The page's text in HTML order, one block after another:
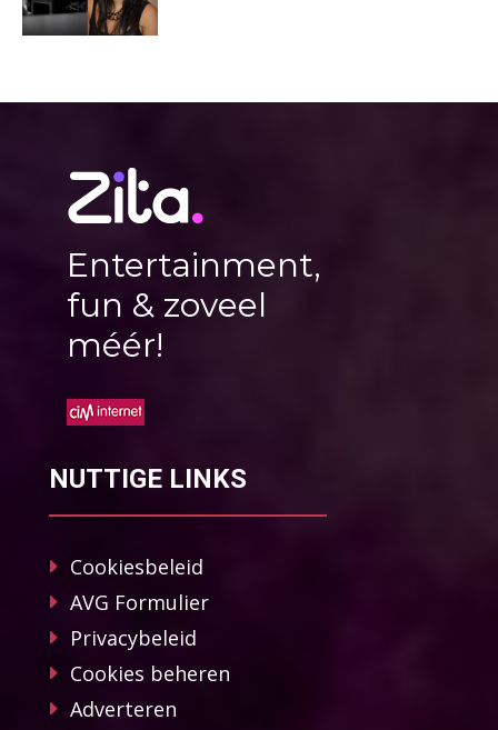
Entertainment,
fun & zoveel
méér!
NUTTIGE LINKS
Cookiesbeleid
AVG Formulier
Privacybeleid
Cookies beheren
Adverteren